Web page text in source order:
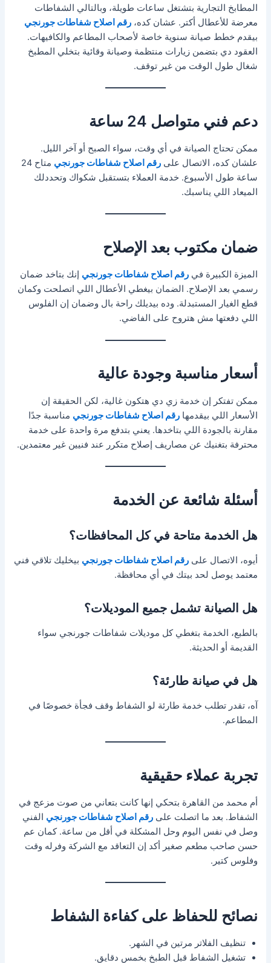
المطابخ التجارية بتشتغل ساعات طويلة، وبالتالي الشفاطات
معرضة للأعطال أكتر. عشان كده،رقم اصلاح شفاطات جورنجي
بيقدم خطط صيانة سنوية خاصة لأصحاب المطاعم والكافيهات.
العقود دي بتضمن زيارات منتظمة وصيانة وقائية بتخلي المطبخ
شغال طول الوقت من غير توقف.
دعم فني متواصل 24 ساعة
ممكن تحتاج الصيانة في أي وقت، سواء الصبح أو آخر الليل.
علشان كده، الاتصال علىرقم اصلاح شفاطات جورنجي
متاح 24
ساعة طول الأسبوع. خدمة العملاء بتستقبل شكواك وتحددلك
الميعاد اللي يناسبك.
ضمان مكتوب بعد الإصلاح
الميزة الكبيرة فيرقم اصلاح شفاطات جورنجي إنك بتاخد ضمان
رسمي بعد الإصلاح. الضمان بيغطي الأعطال اللي اتصلحت وكمان
قطع الغيار المستبدلة. وده بيديلك راحة بال وضمان إن الفلوس
اللي دفعتها مش هتروح على الفاضي.
أسعار مناسبة وجودة عالية
ممكن تفتكر إن خدمة زي دي هتكون غالية، لكن الحقيقة إن
الأسعار اللي بيقدمهارقم اصلاح شفاطات جورنجي مناسبة جدًا
مقارنة بالجودة اللي بتاخدها. يعني بتدفع مرة واحدة على خدمة
محترفة بتغنيك عن مصاريف إصلاح متكرر عند فنيين غير معتمدين.
أسئلة شائعة عن الخدمة
هل الخدمة متاحة في كل المحافظات؟
أيوه، الاتصال علىرقم اصلاح شفاطات جورنجي بيخليك تلاقي فني
معتمد يوصل لحد بيتك في أي محافظة.
هل الصيانة تشمل جميع الموديلات؟
بالطبع، الخدمة بتغطي كل موديلات شفاطات جورنجي سواء
القديمة أو الحديثة.
هل في صيانة طارئة؟
آه، تقدر تطلب خدمة طارئة لو الشفاط وقف فجأة خصوصًا في
المطاعم.
تجربة عملاء حقيقية
أم محمد من القاهرة بتحكي إنها كانت بتعاني من صوت مزعج في
الشفاط. بعد ما اتصلت علىرقم اصلاح شفاطات جورنجي الفني
وصل في نفس اليوم وحل المشكلة في أقل من ساعة. كمان عم
حسن صاحب مطعم صغير أكد إن التعاقد مع الشركة وفرله وقت
وفلوس كتير.
نصائح للحفاظ على كفاءة الشفاط
تنظيف الفلاتر مرتين في الشهر.
تشغيل الشفاط قبل الطبخ بخمس دقايق.